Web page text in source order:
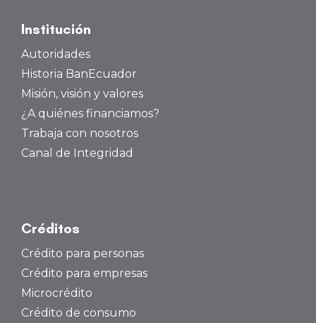
Institución
Autoridades
Historia BanEcuador
Misión, visión y valores
¿A quiénes financiamos?
Trabaja con nosotros
Canal de Integridad
Créditos
Crédito para personas
Crédito para empresas
Microcrédito
Crédito de consumo